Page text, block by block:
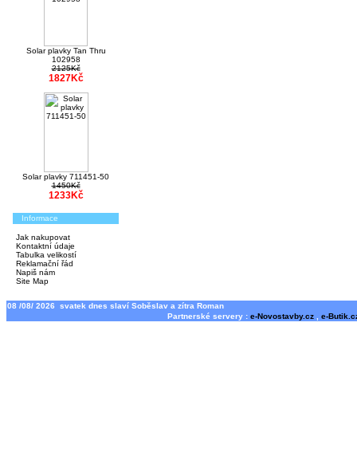
Solar plavky Tan Thru
102958
2125Kč
1827Kč
Solar plavky 711451-50
1450Kč
1233Kč
Informace
Jak nakupovat
Kontaktní údaje
Tabulka velikostí
Reklamační řád
Napiš nám
Site Map
08 /08/ 2026 svatek dnes slaví Soběslav a zítra Roman
Partnerské servery : e-Novostavby.cz e-